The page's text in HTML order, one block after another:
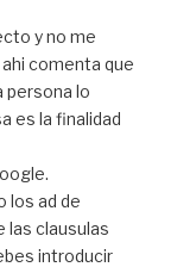
y no me
comenta que
persona lo
es la finalidad
los ad de
las clausulas
introducir